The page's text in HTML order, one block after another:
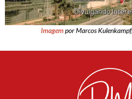
Imagempor Marcos